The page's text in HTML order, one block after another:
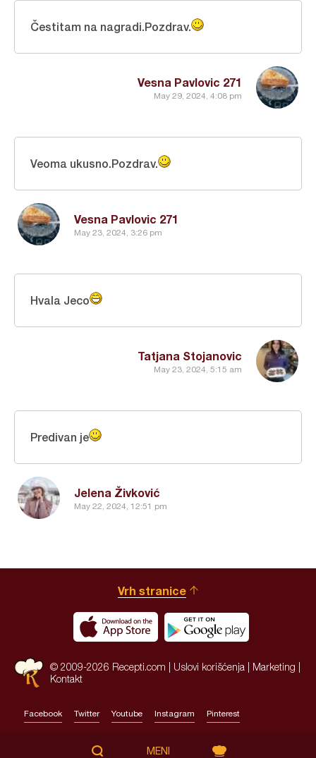
Vesna Pavlovic 271
May 29, 2024, 4:08 pm
Čestitam na nagradi.Pozdrav.
Vesna Pavlovic 271
May 23, 2024, 3:26 pm
Veoma ukusno.Pozdrav.
Tatjana Stojanovic
May 23, 2024, 5:15 am
Hvala Jeco
Jelena Živković
May 22, 2024, 12:51 pm
Predivan je
Vrh stranice
© 2009-2026 Recepti.com | Uslovi korišćenja| Marketing
Kontakt
Facebook Twitter Youtube Instagram Pinterest